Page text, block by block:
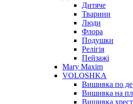
Дитяче
Тварини
Люди
Флора
Подушки
Релігія
Пейзажі
Mary Maxim
VOLOSHKA
Вишивка по
Вишивка на
Вишивка